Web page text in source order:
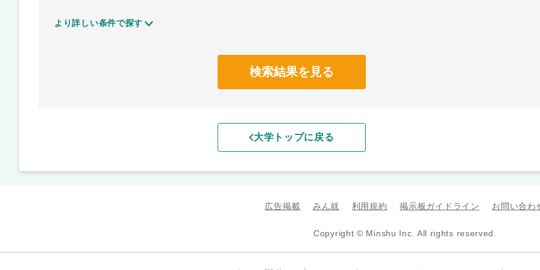
より詳しい条件で探す
検索結果を見る
大学トップに戻る
広告掲載 みん就 利用規約 掲示板ガイドライン お問い合わ
Copyright © Minshu Inc. All rights reserved.